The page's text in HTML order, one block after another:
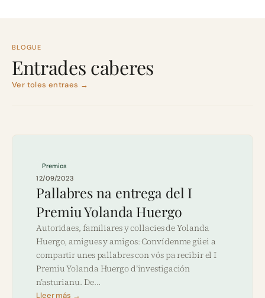
BLOGUE
Entrades caberes
Ver toles entraes →
Premios
12/09/2023
Pallabres na entrega del I
Premiu Yolanda Huergo
Autoridaes, familiares y collacies de Yolanda
Huergo, amigues y amigos: Convídenme güei a
compartir unes pallabres con vós pa recibir el I
Premiu Yolanda Huergo d’investigación
n’asturianu. De…
Lleer más →